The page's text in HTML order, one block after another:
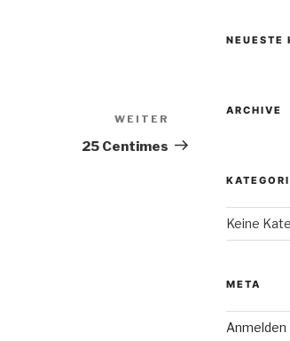
Beitrag
WEITER
25 Centimes
NEUESTE
ARCHIVE
Keine
META
Anmelden